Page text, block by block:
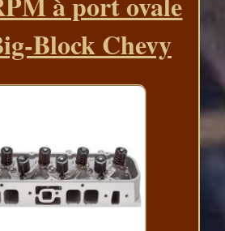
Block Chevy